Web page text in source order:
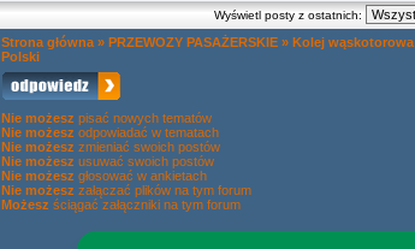
Wyświetl posty z ostatnich:
Strona główna » PRZEWOZY PASAŻERSKIE » Kolej wąskotorowa
Polski
Nie możesz pisać nowych tematów
Nie możesz odpowiadać w tematach
Nie możesz zmieniać swoich postów
Nie możesz usuwać swoich postów
Nie możesz głosować w ankietach
Nie możesz załączać plików na tym forum
Możesz ściągać załączniki na tym forum